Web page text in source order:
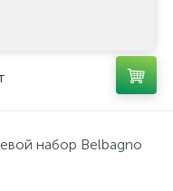
набор Belbagno